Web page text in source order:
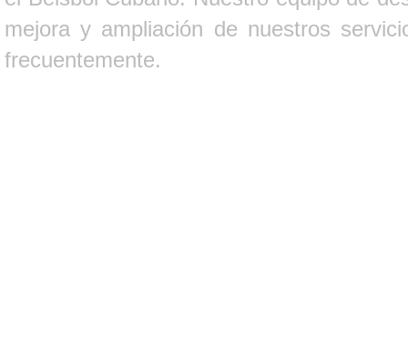
mejora y ampliación de nuestros
frecuentemente.